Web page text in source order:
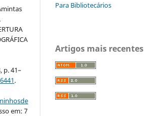
p. 41–
.
em: 7
Para Bibliotecários
Artigos mais recentes